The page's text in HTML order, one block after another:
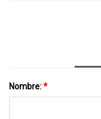
Nombre:*